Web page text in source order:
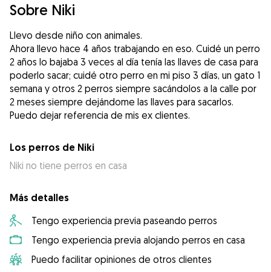
Sobre Niki
Llevo desde niño con animales.
Ahora llevo hace 4 años trabajando en eso. Cuidé un perro
2 años lo bajaba 3 veces al día tenía las llaves de casa para
poderlo sacar; cuidé otro perro en mi piso 3 días, un gato 1
semana y otros 2 perros siempre sacándolos a la calle por
2 meses siempre dejándome las llaves para sacarlos.
Puedo dejar referencia de mis ex clientes.
Los perros de Niki
Niki no tiene perros en casa
Más detalles
Tengo experiencia previa paseando perros
Tengo experiencia previa alojando perros en casa
Puedo facilitar opiniones de otros clientes